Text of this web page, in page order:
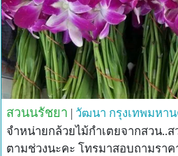
สวนนรัชยา | วัฒนา กรุงเทพมหา
จำหน่ายกล้วยไม้กำเตยจากสวน..
ตามช่วงนะคะ โทรมาสอบถามรา